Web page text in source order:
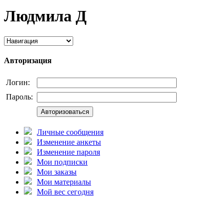
Людмила Д
Авторизация
Логин:
Пароль:
Авторизоваться
Личные сообщения
Изменение анкеты
Изменение пароля
Мои подписки
Мои заказы
Мои материалы
Мой вес сегодня